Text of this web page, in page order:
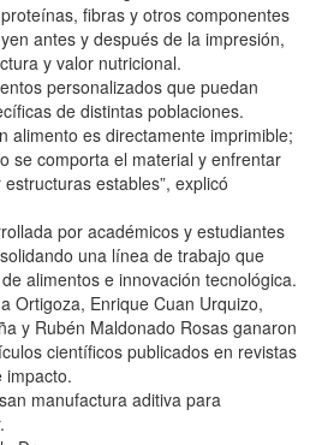
fibras y otros componentes
antes y después de la impresión,
y valor nutricional.
personalizados que puedan
de distintas poblaciones.
alimento es directamente imprimible;
se comporta el material y enfrentar
estables”, explicó
por académicos y estudiantes
una línea de trabajo que
alimentos e innovación tecnológica.
Ortigoza, Enrique Cuan Urquizo,
y Rubén Maldonado Rosas ganaron
científicos publicados en revistas
impacto.
manufactura aditiva para